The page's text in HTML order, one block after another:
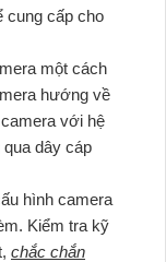
cung cấp cho
một cách
hướng về
với hệ
qua dây cáp
hình camera
Kiểm tra kỹ
chắc chắn